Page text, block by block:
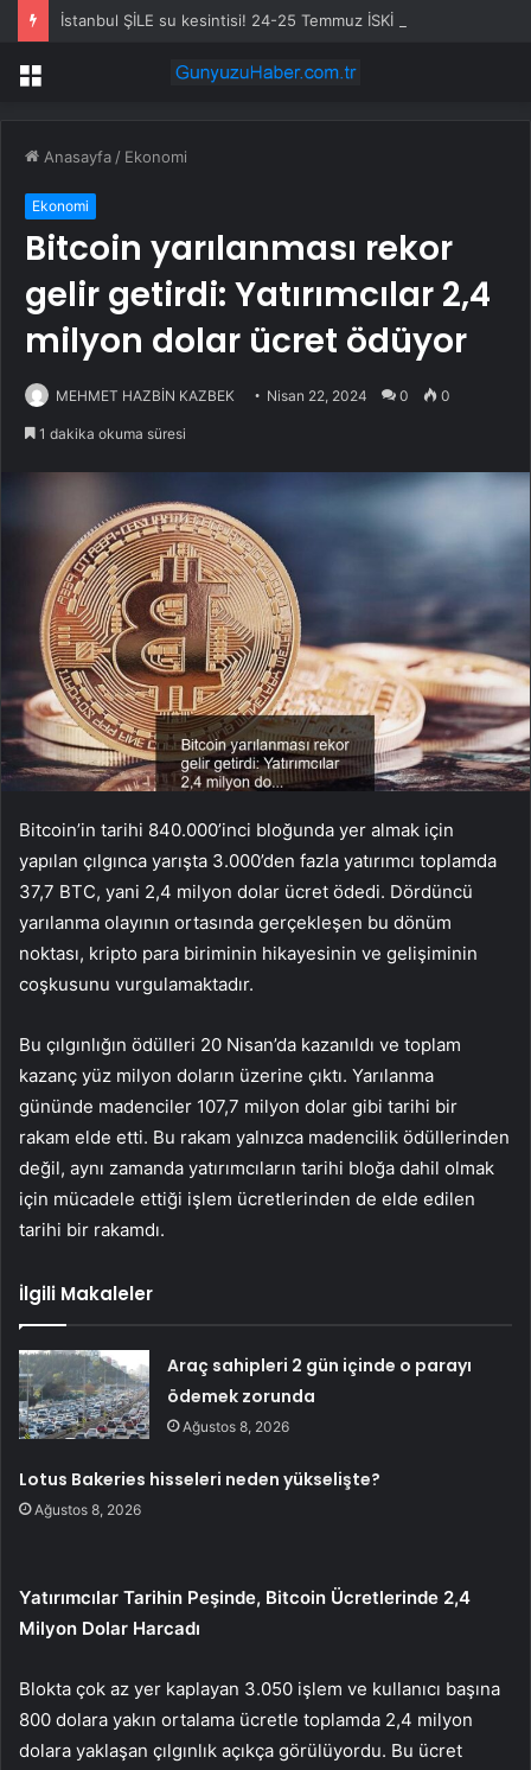
Menü
Anasayfa / Ekonomi
Ekonomi
Bitcoin yarılanması rekor
gelir getirdi: Yatırımcılar 2,4
milyon dolar ücret ödüyor
MEHMET HAZBİN KAZBEK Nisan 22, 2024 0 0
1 dakika okuma süresi
Bitcoin’in tarihi 840.000’inci bloğunda yer almak için
yapılan çılgınca yarışta 3.000’den fazla yatırımcı toplamda
37,7 BTC, yani 2,4 milyon dolar ücret ödedi. Dördüncü
yarılanma olayının ortasında gerçekleşen bu dönüm
noktası, kripto para biriminin hikayesinin ve gelişiminin
coşkusunu vurgulamaktadır.
Bu çılgınlığın ödülleri 20 Nisan’da kazanıldı ve toplam
kazanç yüz milyon doların üzerine çıktı. Yarılanma
gününde madenciler 107,7 milyon dolar gibi tarihi bir
rakam elde etti. Bu rakam yalnızca madencilik ödüllerinden
değil, aynı zamanda yatırımcıların tarihi bloğa dahil olmak
için mücadele ettiği işlem ücretlerinden de elde edilen
tarihi bir rakamdı.
İlgili Makaleler
Araç sahipleri 2 gün içinde o parayı
ödemek zorunda
Ağustos 8, 2026
Lotus Bakeries hisseleri neden yükselişte?
Ağustos 8, 2026
Yatırımcılar Tarihin Peşinde, Bitcoin Ücretlerinde 2,4
Milyon Dolar Harcadı
Blokta çok az yer kaplayan 3.050 işlem ve kullanıcı başına
800 dolara yakın ortalama ücretle toplamda 2,4 milyon
dolara yaklaşan çılgınlık açıkça görülüyordu. Bu ücret